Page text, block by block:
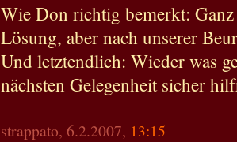
Wie Don richtig bemerkt:
Lösung, aber nach unserer
Und letztendlich: Wieder was
nächsten Gelegenheit sicher
strappato, 6.2.2007, 13:15